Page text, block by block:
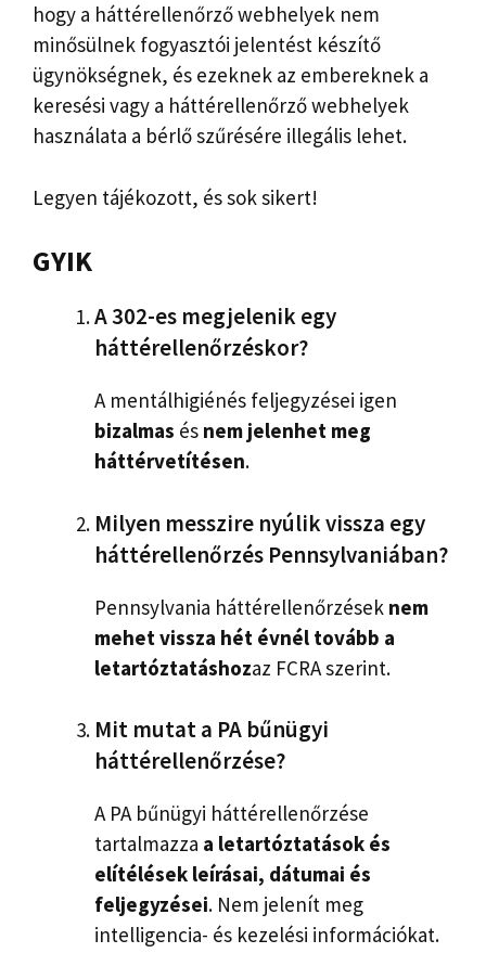
hogy a háttérellenőrző webhelyek nem
minősülnek fogyasztói jelentést készítő
ügynökségnek, és ezeknek az embereknek a
keresési vagy a háttérellenőrző webhelyek
használata a bérlő szűrésére illegális lehet.
Legyen tájékozott, és sok sikert!
GYIK
A 302-es megjelenik egy
háttérellenőrzéskor?
A mentálhigiénés feljegyzései igen
bizalmas és nem jelenhet meg
háttérvetítésen.
Milyen messzire nyúlik vissza egy
háttérellenőrzés Pennsylvaniában?
Pennsylvania háttérellenőrzések nem
mehet vissza hét évnél tovább a
letartóztatáshozaz FCRA szerint.
Mit mutat a PA bűnügyi
háttérellenőrzése?
A PA bűnügyi háttérellenőrzése
tartalmazza a letartóztatások és
elítélések leírásai, dátumai és
feljegyzései. Nem jelenít meg
intelligencia- és kezelési információkat.